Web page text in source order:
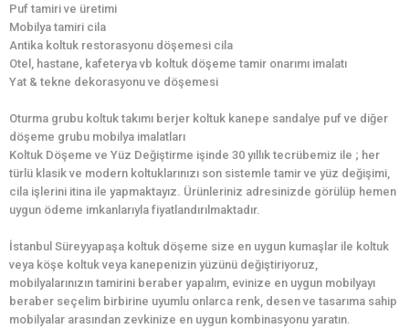
Puf tamiri ve üretimi
Mobilya tamiri cila
Antika koltuk restorasyonu döşemesi cila
Otel, hastane, kafeterya vb koltuk döşeme tamir onarımı imalatı
Yat & tekne dekorasyonu ve döşemesi
Oturma grubu koltuk takımı berjer koltuk kanepe sandalye puf ve diğer
döşeme grubu mobilya imalatları
Koltuk Döşeme ve Yüz Değiştirme işinde 30 yıllık tecrübemiz ile ; her
türlü klasik ve modern koltuklarınızı son sistemle tamir ve yüz değişimi,
cila işlerini itina ile yapmaktayız. Ürünleriniz adresinizde görülüp hemen
uygun ödeme imkanlarıyla fiyatlandırılmaktadır.
İstanbul Süreyyapaşa koltuk döşeme size en uygun kumaşlar ile koltuk
veya köşe koltuk veya kanepenizin yüzünü değiştiriyoruz,
mobilyalarınızın tamirini beraber yapalım, evinize en uygun mobilyayı
beraber seçelim birbirine uyumlu onlarca renk, desen ve tasarıma sahip
mobilyalar arasından zevkinize en uygun kombinasyonu yaratın.